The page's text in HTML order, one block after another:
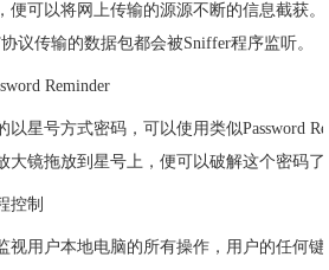
便可以将网上传输的源源不断的信息截获
议传输的数据包都会被Sniffer程序监听。
Reminder
以星号方式密码，可以使用类似Password
大镜拖放到星号上，便可以破解这个密码了
控制
视用户本地电脑的所有操作，用户的任何